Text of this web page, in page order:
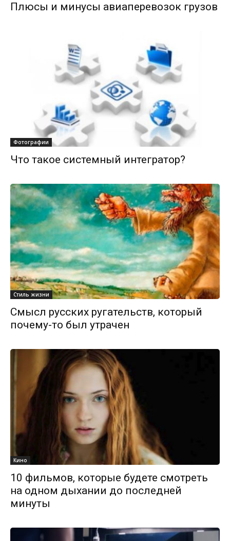
Плюсы и минусы авиаперевозок грузов
Фотографии
Что такое системный интегратор?
Стиль жизни
Смысл русских ругательств, который
почему-то был утрачен
Кино
10 фильмов, которые будете смотреть
на одном дыхании до последней
минуты